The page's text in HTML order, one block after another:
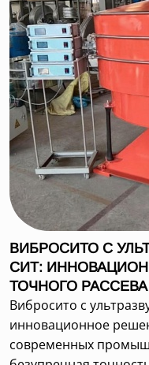
ВИБРОСИТО С
СИТ:
ТОЧНОГО РАССЕВА
Вибросито с
инновационное
современных